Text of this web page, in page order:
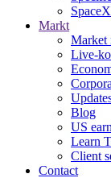
SpaceX
Markt
Market
Live-
Blog
US
Learn
Client
Contact